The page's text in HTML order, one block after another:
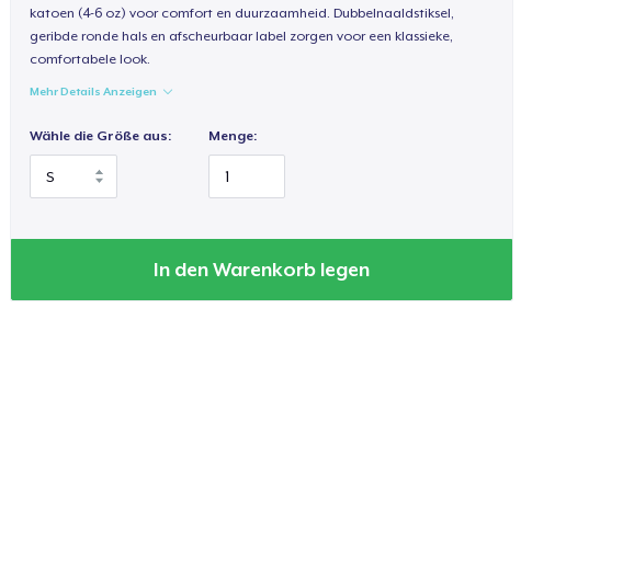
katoen (4-6 oz) voor comfort en duurzaamheid. Dubbelnaaldstiksel,
geribde ronde hals en afscheurbaar label zorgen voor een klassieke,
comfortabele look.
Mehr Details Anzeigen
Wähle die Größe aus: Menge:
In den Warenkorb legen